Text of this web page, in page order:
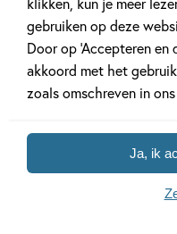
gebruiken op deze
Door op ‘Accepteren en
akkoord met het
zoals omschreven in ons
Ja, ik
Verveel je geen
met deze
Lees meer
Bekijk